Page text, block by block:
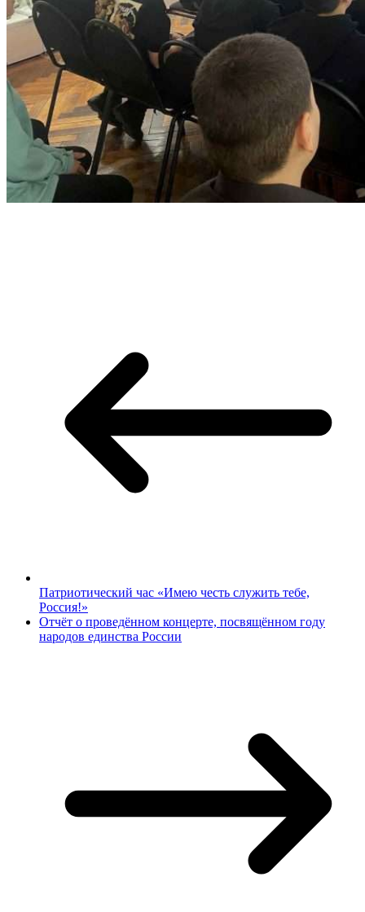
Патриотический час «Имею честь служить тебе,
Россия!»
Отчёт о проведённом концерте, посвящённом году
народов единства России